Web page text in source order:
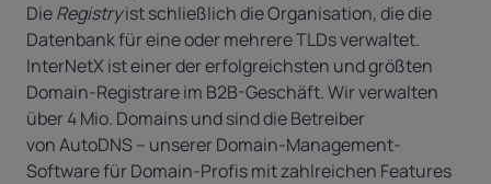
DieRegistryist schließlich die Organisation, die die
Datenbank für eine oder mehrere TLDs verwaltet.
InterNetX ist einer der erfolgreichsten und größten
Domain-Registrare im B2B-Geschäft. Wir verwalten
über 4 Mio. Domains und sind die Betreiber
vonAutoDNS– unserer Domain-Management-
Software für Domain-Profis mit zahlreichen Features